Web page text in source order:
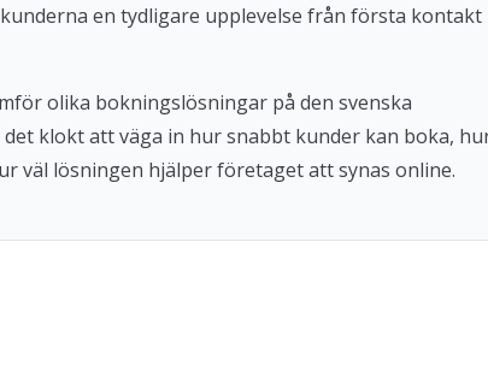
en tydligare upplevelse från första kontakt
olika bokningslösningar på den svenska
klokt att väga in hur snabbt kunder kan boka,
väl lösningen hjälper företaget att synas online.